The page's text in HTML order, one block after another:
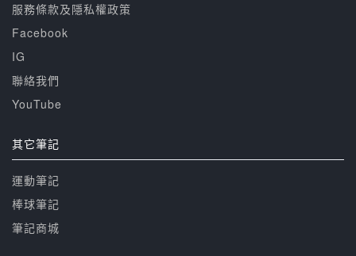
服務條款及隱私權政策
Facebook
IG
聯絡我們
YouTube
其它筆記
運動筆記
棒球筆記
筆記商城